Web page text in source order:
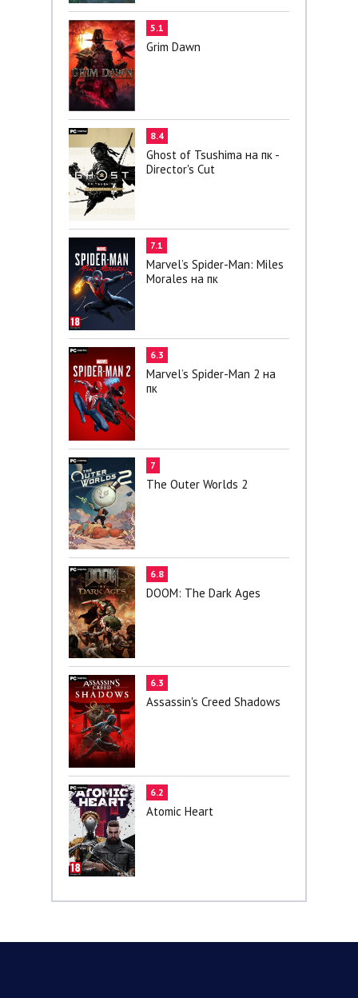
5.1
Grim Dawn
8.4
Ghost of Tsushima на пк -
Director's Cut
7.1
Marvel’s Spider-Man: Miles
Morales на пк
6.3
Marvel’s Spider-Man 2 на
пк
7
The Outer Worlds 2
6.8
DOOM: The Dark Ages
6.3
Assassin's Creed Shadows
6.2
Atomic Heart